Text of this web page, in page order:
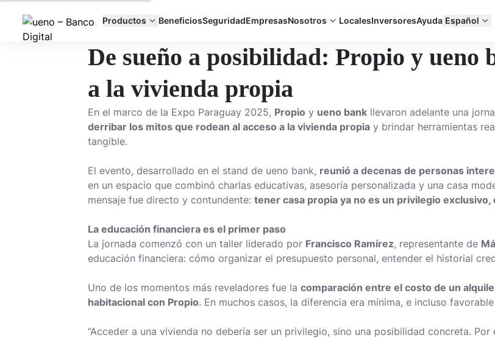
Productos BeneficiosSeguridadEmpresasNosotros LocalesInversoresAyuda Español
De sueño a posibilidad: Propio y ueno
a la vivienda propia
En el marco de la Expo Paraguay 2025, Propio y ueno bank llevaron adelante una
derribar los mitos que rodean al acceso a la vivienda propia y brindar herramientas
tangible.
El evento, desarrollado en el stand de ueno bank, reunió a decenas de personas
en un espacio que combinó charlas educativas, asesoría personalizada y una casa
mensaje fue directo y contundente: tener casa propia ya no es un privilegio
La educación financiera es el primer paso
La jornada comenzó con un taller liderado por Francisco Ramírez, representante de
educación financiera: cómo organizar el presupuesto personal, entender el historial
Uno de los momentos más reveladores fue la comparación entre el costo de un
habitacional con Propio. En muchos casos, la diferencia era mínima, e incluso
“Acceder a una vivienda no debería ser un privilegio, sino una posibilidad concreta.